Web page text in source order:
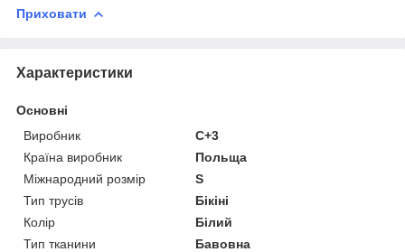
Приховати
Характеристики
Основні
Виробник
C+3
Країна виробник
Польща
Міжнародний розмір
S
Тип трусів
Бікіні
Колір
Білий
Тип тканини
Бавовна